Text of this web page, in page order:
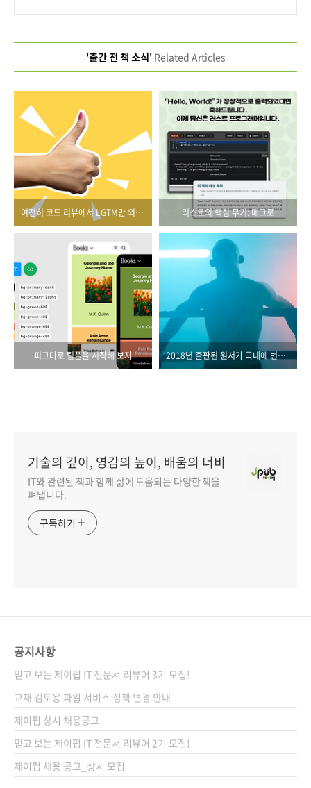
'출간 전 책 소식'Related Articles
여전히 코드 리뷰에서 LGTM만 외치고 있다면 러스트의 핵심 무기: 매크로
피그마로 팀플을 시작해 보자 2018년 출판된 원서가 국내에 번역되기까지
기술의 깊이, 영감의 높이, 배움의 너비
IT와 관련된 책과 함께 삶에 도움되는 다양한 책을
펴냅니다.
구독하기
공지사항
믿고 보는 제이펍 IT 전문서 리뷰어 3기 모집!
교재 검토용 파일 서비스 정책 변경 안내
제이펍 상시 채용공고
믿고 보는 제이펍 IT 전문서 리뷰어 2기 모집!
제이펍 채용 공고_상시 모집